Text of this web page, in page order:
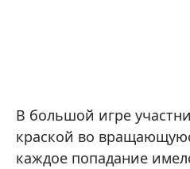
В большой игре
краской во
каждое попадание